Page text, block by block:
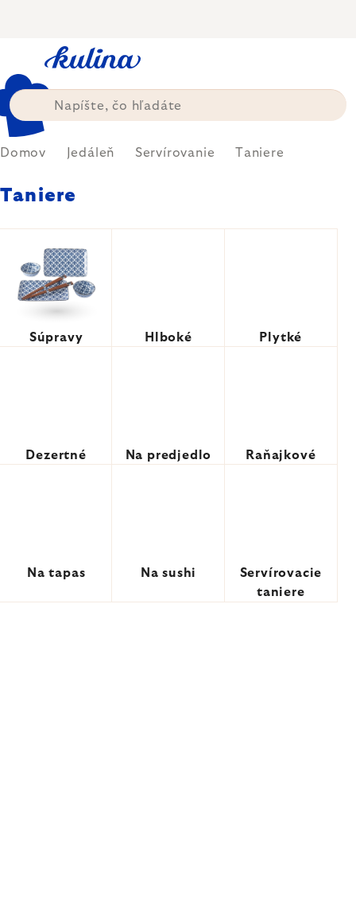
Domov Jedáleň Servírovanie Taniere
Taniere
Súpravy Hlboké Plytké
Dezertné Na predjedlo Raňajkové
Na tapas Na sushi
Servírovacie
taniere